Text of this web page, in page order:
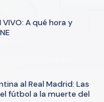
VIVO: A qué hora y
al Real Madrid: Las
fútbol a la muerte del